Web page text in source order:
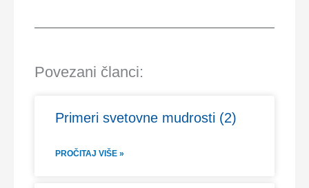
Povezani članci:
Primeri svetovne mudrosti (2)
PROČITAJ VIŠE »